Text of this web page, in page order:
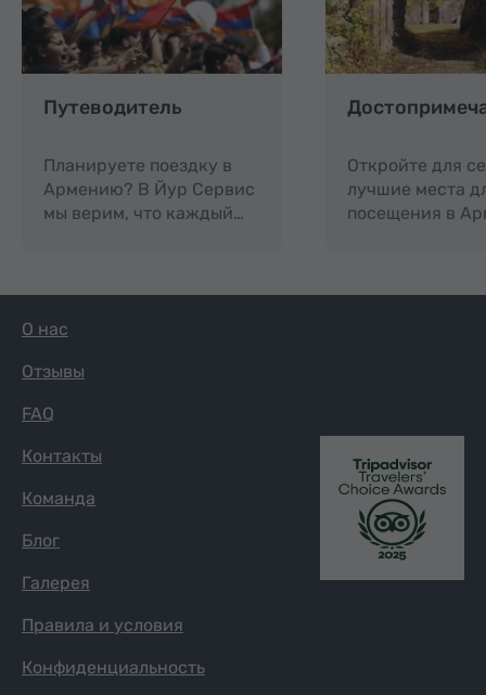
Путеводитель
Планируете поездку в
Армению? В Йур Сервис
мы верим, что каждый…
Откройте для
лучшие места
посещения в
О нас
Отзывы
FAQ
Контакты
Команда
Блог
Галерея
Правила и условия
Конфиденциальность